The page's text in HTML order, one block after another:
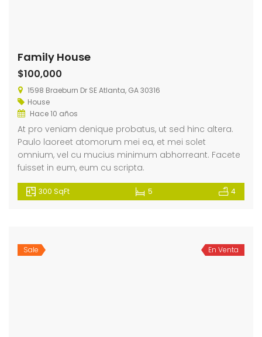
Family House
$100,000
1598 Braeburn Dr SE Atlanta, GA 30316
House
Hace 10 años
At pro veniam denique probatus, ut sed hinc altera.
Paulo laoreet atomorum mei ea, et mei solet
omnium, vel cu mucius minimum abhorreant. Facete
fuisset in eum, eum cu scripta.
300 SqFt 5 4
Sale En Venta